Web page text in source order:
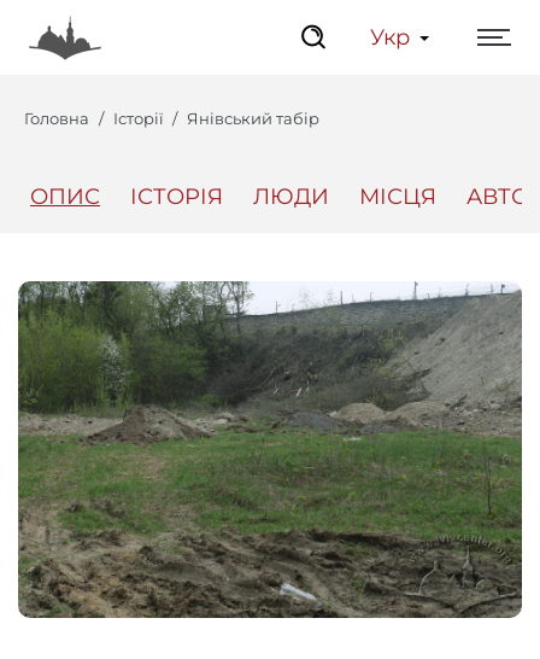
Укр
Головна Історії Янівський табір
ОПИС ІСТОРІЯ ЛЮДИ МІСЦЯ